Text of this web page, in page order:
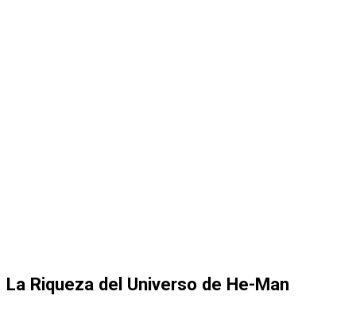
La Riqueza del Universo de He-Man